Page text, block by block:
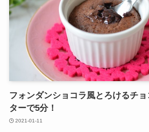
フォンダンショコラ風とろけるチ
ターで5分！
2021-01-11